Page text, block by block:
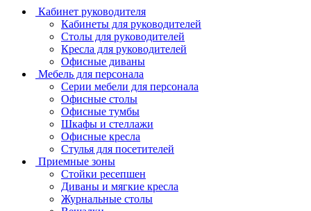
Кабинет руководителя
Кабинеты для руководителей
Столы для руководителей
Кресла для руководителей
Офисные диваны
Мебель для персонала
Серии мебели для персонала
Офисные столы
Офисные тумбы
Шкафы и стеллажи
Офисные кресла
Стулья для посетителей
Приемные зоны
Стойки ресепшен
Диваны и мягкие кресла
Журнальные столы